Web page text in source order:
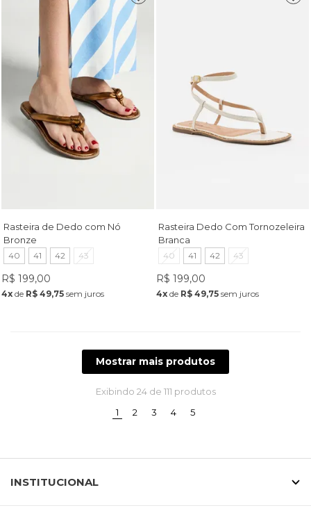
Rasteira de Dedo com Nó
Bronze
40 41 42 43
R$ 199,00
4xde R$ 49,75sem juros
Rasteira Dedo Com Tornozeleira
Branca
40 41 42 43
R$ 199,00
4x de R$ 49,75 sem juros
Mostrar mais produtos
Exibindo 24de 111 produtos
1 (current)
2 3 4 5
INSTITUCIONAL